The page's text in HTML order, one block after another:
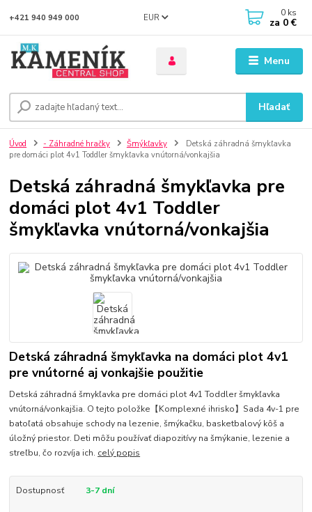
Menu
EUR
Hľadať
+421 940 949 000 0 ks
za 0 €
Úvod - Záhradné hračky Šmýkľavky
Detská záhradná šmykľavka
pre domáci plot 4v1 Toddler šmykľavka vnútorná/vonkajšia
Detská záhradná šmykľavka pre
domáci plot 4v1 Toddler
šmykľavka vnútorná/vonkajšia
Detská záhradná šmykľavka na domáci plot 4v1
pre vnútorné aj vonkajšie použitie
Detská záhradná šmykľavka pre domáci plot 4v1 Toddler šmykľavka
vnútorná/vonkajšia. O tejto položke【Komplexné ihrisko】Sada 4v-1 pre
batoľatá obsahuje schody na lezenie, šmýkačku, basketbalový kôš a
úložný priestor. Deti môžu používať diapozitívy na šmýkanie, lezenie a
streľbu, čo rozvíja ich. celý popis
Dostupnosť 3-7 dní